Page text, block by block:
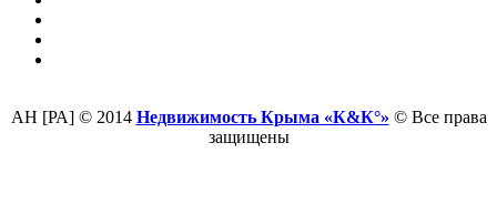
АН [РА] © 2014 Недвижимость Крыма «К&К°» © Все права
защищены